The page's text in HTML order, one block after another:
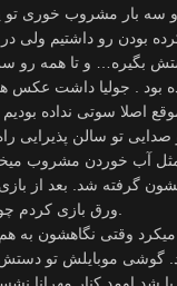
سه بار مشروب خوری تو
بود . جولیا داشت عکس
اصلا سوتی نداده بودیم
تو سالن پذیرایی راه
آب خوردن مشروب
گرفته شد. بعد از
وقتی نگاهشون به هم